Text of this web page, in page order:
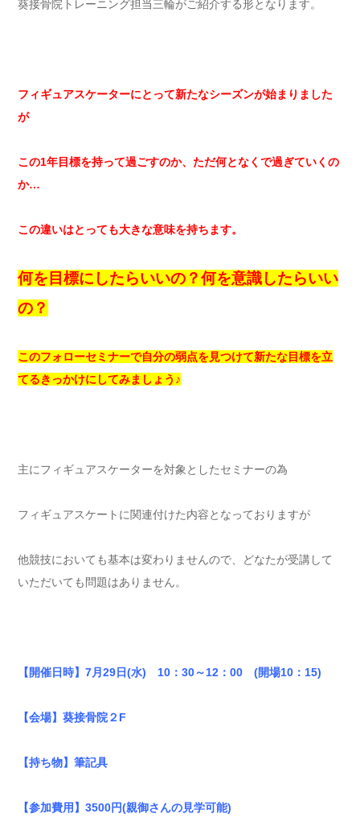
葵接骨院トレーニング担当三輪がご紹介する形となります。
フィギュアスケーターにとって新たなシーズンが始まりました
が
この1年目標を持って過ごすのか、ただ何となくで過ぎていくの
か…
この違いはとっても大きな意味を持ちます。
何を目標にしたらいいの？何を意識したらいい
の？
このフォローセミナーで自分の弱点を見つけて新たな目標を立
てるきっかけにしてみましょう♪
主にフィギュアスケーターを対象としたセミナーの為
フィギュアスケートに関連付けた内容となっておりますが
他競技においても基本は変わりませんので、どなたが受講して
いただいても問題はありません。
【開催日時】7月29日(水) 10：30～12：00 (開場10：15)
【会場】葵接骨院２F
【持ち物】筆記具
【参加費用】3500円(親御さんの見学可能)